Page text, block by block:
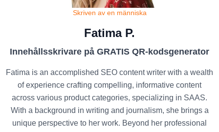
Skriven av en människa
Fatima P.
Innehållsskrivare på GRATIS QR-kodsgenerator
Fatima is an accomplished SEO content writer with a wealth
of experience crafting compelling, informative content
across various product categories, specializing in SAAS.
With a background in writing and journalism, she brings a
unique perspective to her work. Beyond her professional